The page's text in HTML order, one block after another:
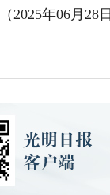
年06月28日